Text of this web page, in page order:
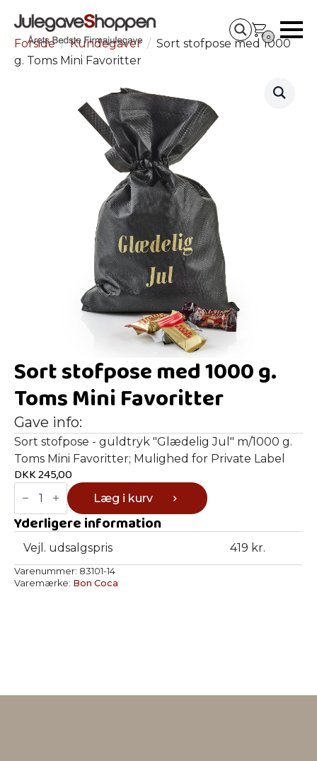
0
Forside Kundegaver
Sort stofpose med 1000
g. Toms Mini Favoritter
Sort stofpose med 1000 g.
Toms Mini Favoritter
Gave info:
Sort stofpose - guldtryk "Glædelig Jul" m/1000 g.
Toms Mini Favoritter; Mulighed for Private Label
DKK245,00
Sort
stofpose
med
1000
g.
Toms
Mini
Favoritter
antal
Læg i kurv
Yderligere information
Vejl. udsalgspris 419 kr.
Varenummer: 83101-14
Varemærke: Bon Coca